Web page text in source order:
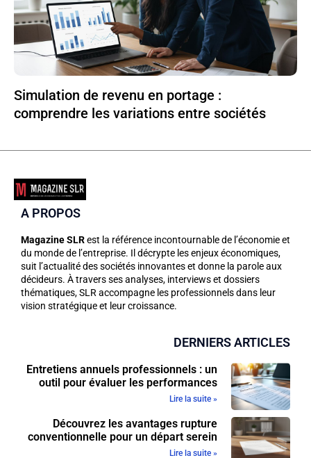
Simulation de revenu en portage :
comprendre les variations entre sociétés
A PROPOS
Magazine SLRest la référence incontournable de l’économie et
du monde de l’entreprise. Il décrypte les enjeux économiques,
suit l’actualité des sociétés innovantes et donne la parole aux
décideurs. À travers ses analyses, interviews et dossiers
thématiques, SLR accompagne les professionnels dans leur
vision stratégique et leur croissance.
DERNIERS ARTICLES
Entretiens annuels professionnels : un
outil pour évaluer les performances
Lire la suite »
Découvrez les avantages rupture
conventionnelle pour un départ serein
Lire la suite »